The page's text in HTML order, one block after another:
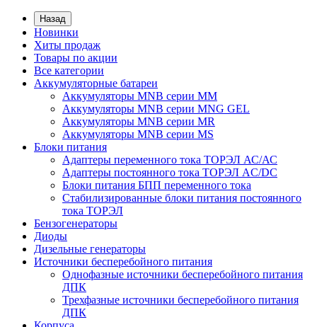
Назад
Новинки
Хиты продаж
Товары по акции
Все категории
Аккумуляторные батареи
Аккумуляторы MNB серии MM
Аккумуляторы MNB серии MNG GEL
Аккумуляторы MNB серии MR
Аккумуляторы MNB серии MS
Блоки питания
Адаптеры переменного тока ТОРЭЛ АС/АС
Адаптеры постоянного тока ТОРЭЛ AC/DC
Блоки питания БПП переменного тока
Стабилизированные блоки питания постоянного
тока ТОРЭЛ
Бензогенераторы
Диоды
Дизельные генераторы
Источники бесперебойного питания
Однофазные источники бесперебойного питания
ДПК
Трехфазные источники бесперебойного питания
ДПК